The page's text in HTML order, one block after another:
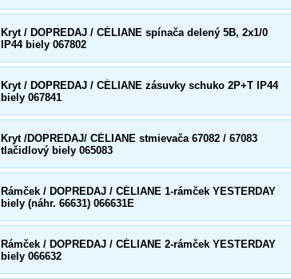
Kryt / DOPREDAJ / CÉLIANE spínača delený 5B, 2x1/0
IP44 biely 067802
Kryt / DOPREDAJ / CÉLIANE zásuvky schuko 2P+T IP44
biely 067841
Kryt /DOPREDAJ/ CÉLIANE stmievača 67082 / 67083
tlačidlový biely 065083
Rámček / DOPREDAJ / CÉLIANE 1-rámček YESTERDAY
biely (náhr. 66631) 066631E
Rámček / DOPREDAJ / CÉLIANE 2-rámček YESTERDAY
biely 066632